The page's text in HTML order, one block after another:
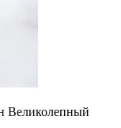
Великолепный